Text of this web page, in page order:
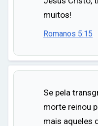
muitos!
Romanos 5:15
Se pela
morte reinou
mais aqueles